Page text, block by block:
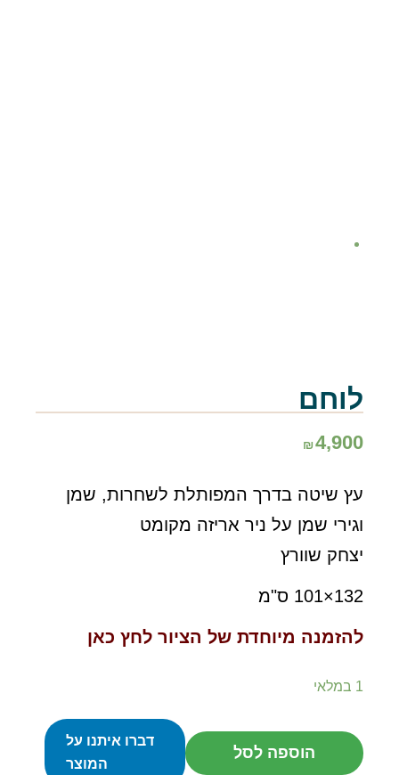
לוחם
₪4,900
עץ שיטה בדרך המפותלת לשחרות, שמן
וגירי שמן על ניר אריזה מקומט
יצחק שוורץ
132×101 ס"מ
להזמנה מיוחדת של הציור לחץ כאן
1 במלאי
כמות
הוספה לסל
דברו איתנו על
המוצר